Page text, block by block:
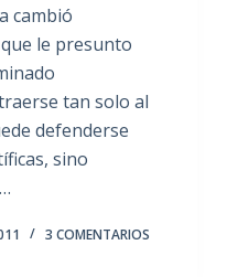
cambió
le presunto
tan solo al
defenderse
sino
3 COMENTARIOS